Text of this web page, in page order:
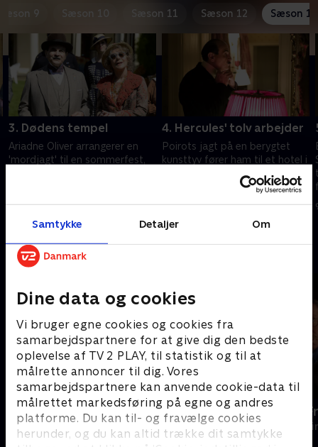
Samtykke Detaljer Om
Dine data og cookies
Vi bruger egne cookies og cookies fra
samarbejdspartnere for at give dig den bedste
oplevelse af TV 2 PLAY, til statistik og til at
målrette annoncer til dig. Vores
samarbejdspartnere kan anvende cookie-data til
målrettet markedsføring på egne og andres
platforme. Du kan til- og fravælge cookies
herunder, og du kan altid trække dit samtykke
9 Sæson 10 Sæson 11 Sæson 12 Sæson 13
3. Dødens tempel
Ariadne Oliver arrangerer en
'mordjagt' til en sommerfest,
9. februar 2026 • 88 min
4. Hercules' tolv arbejder
Poirots jagt på en berygtet
kunsttyv fører ham til et hotel i
Alperne, hvor nye mysterier
venter – og et velkendt ansigt
9. februar 2026 • 90 min
Andre så også
Inspector Morse
Krimi & Spænding • 8 sæsoner
En sag for
Krimi &